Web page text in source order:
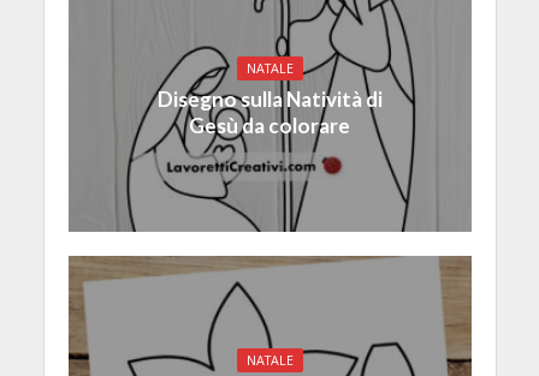
NATALE
Disegno sulla Natività di
Gesù da colorare
NATALE